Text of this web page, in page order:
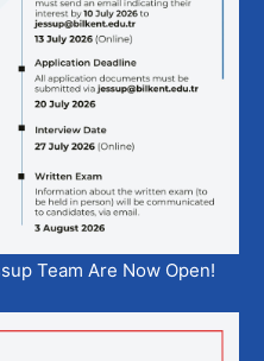
Team Are Now Open!